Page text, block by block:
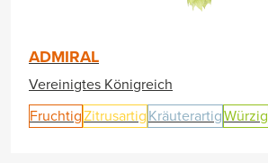
ADMIRAL
Vereinigtes Königreich
FruchtigZitrusartig KräuterartigWürzig